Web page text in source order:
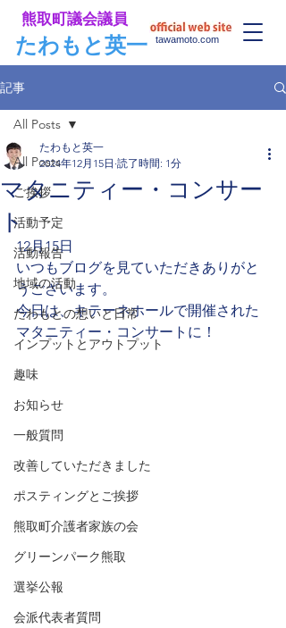
​たわもと英一
​熊取町議会議員
tawamoto.com
記事
All Posts
ご挨拶
活動予定
活動報告
地域の活動
たわもとの想いと日常
インプットとアウトプット
趣味
お知らせ
一般質問
改善していただきました
ポスティングとご挨拶
熊取町介護者家族の会
グリーンパーク熊取
選挙公報
会派代表者質問
All Posts
マタニティー・コンサー
ト
たわもと英一
2024年12月15日 読了時間: 1分
12月15日
いつもブログを見ていただきありがと
うございます。
今日は、キテーネホールで開催された
マタニティー・コンサートに！